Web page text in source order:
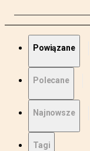
Powiązane
Polecane
Najnowsze
Tagi